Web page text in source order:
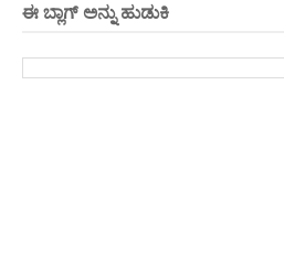
ಈ ಬ್ಲಾಗ್ ಅನ್ನು ಹುಡುಕಿ